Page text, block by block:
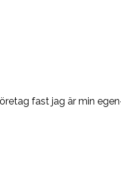
fast jag är min